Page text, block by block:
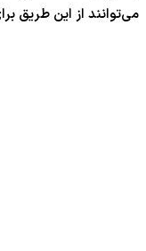
می‌توانند از این طریق